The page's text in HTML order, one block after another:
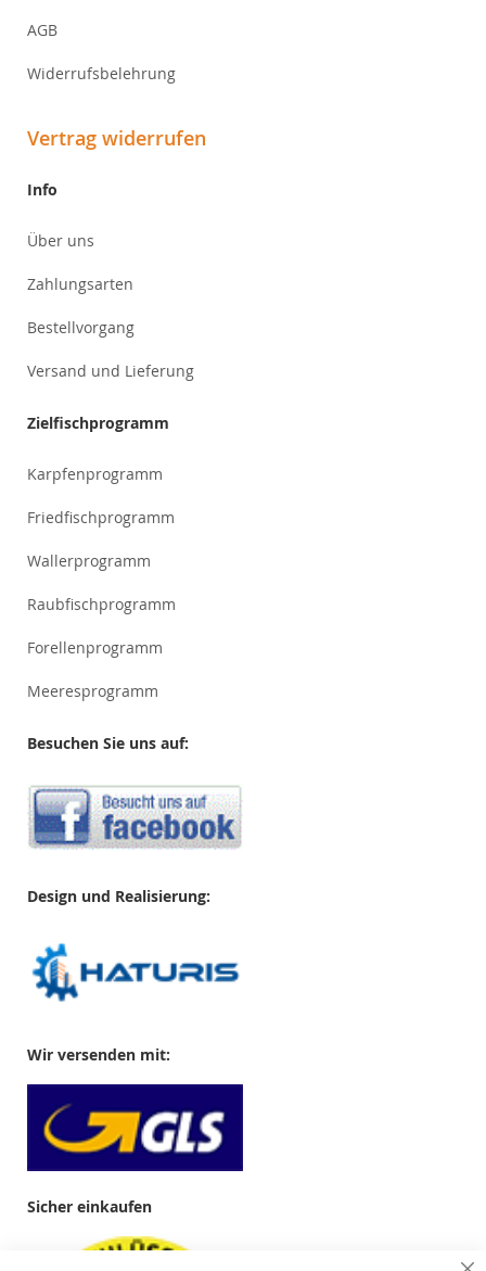
AGB
Widerrufsbelehrung
Vertrag widerrufen
Info
Über uns
Zahlungsarten
Bestellvorgang
Versand und Lieferung
Zielfischprogramm
Karpfenprogramm
Friedfischprogramm
Wallerprogramm
Raubfischprogramm
Forellenprogramm
Meeresprogramm
Besuchen Sie uns auf:
Design und Realisierung:
Wir versenden mit:
Sicher einkaufen